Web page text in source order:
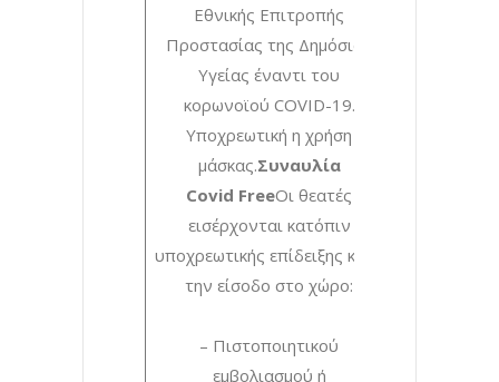
Εθνικής Επιτροπής
Προστασίας της Δημόσιας
Υγείας έναντι του
κορωνοϊού COVID-19.
Υποχρεωτική η χρήση
μάσκας.Συναυλία
Covid FreeΟι θεατές
εισέρχονται κατόπιν
υποχρεωτικής επίδειξης κατά
την είσοδο στο χώρο:
– Πιστοποιητικού
εμβολιασμού ή